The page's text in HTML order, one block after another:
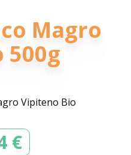
Magro
500g
€